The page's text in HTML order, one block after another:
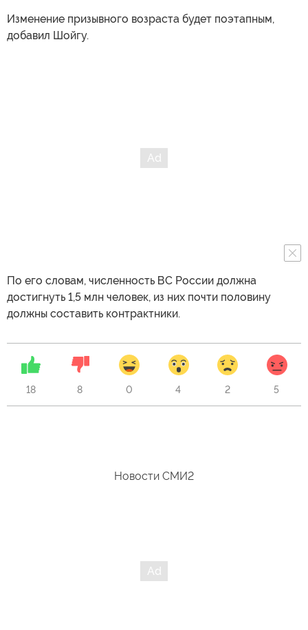
Изменение призывного возраста будет поэтапным,
добавил Шойгу.
По его словам, численность ВС России должна
достигнуть 1,5 млн человек, из них почти половину
должны составить контрактники.
18 8 0 4 2 5
Новости СМИ2